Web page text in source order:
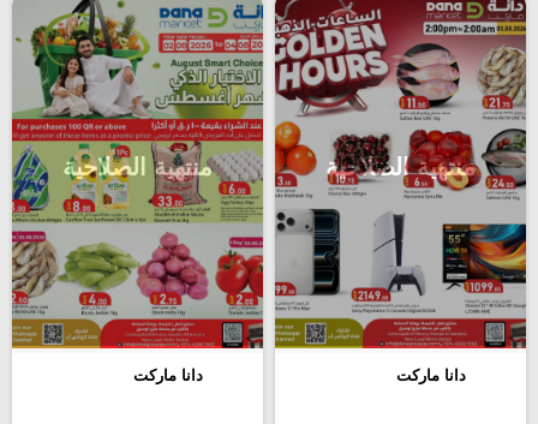
منتهية الصلاحية
دانا ماركت
منتهية الصلاحية
دانا ماركت